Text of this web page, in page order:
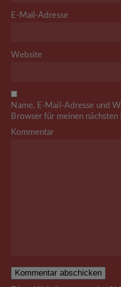
E-Mail-Adresse
Website
Name, E-Mail-Adresse und
Browser für meinen
Kommentar